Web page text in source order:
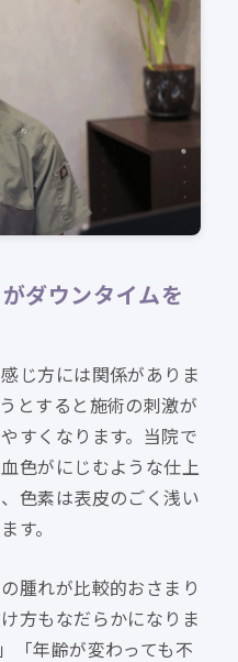
ダウンタイムを
じ方には関係がありま
とすると施術の刺激が
すくなります。当院で
色がにじむような仕上
色素は表皮のごく浅い
す。
腫れが比較的おさまり
方もなだらかになりま
「年齢が変わっても不